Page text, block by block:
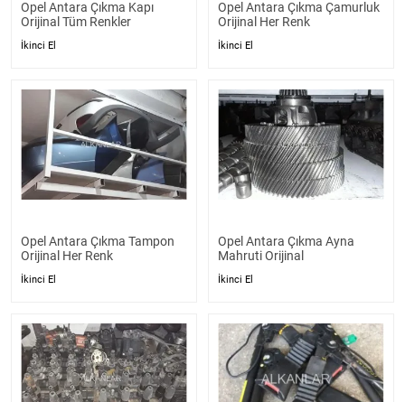
Opel Antara Çıkma Kapı
Orijinal Tüm Renkler
İkinci El
Opel Antara Çıkma Çamurluk
Orijinal Her Renk
İkinci El
Opel Antara Çıkma Tampon
Orijinal Her Renk
İkinci El
Opel Antara Çıkma Ayna
Mahruti Orijinal
İkinci El